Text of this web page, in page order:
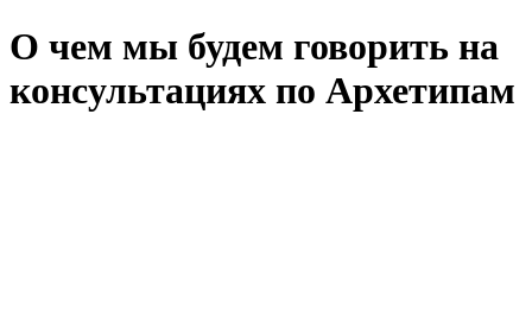
О чем мы будем говорить на
консультациях по Архетипам